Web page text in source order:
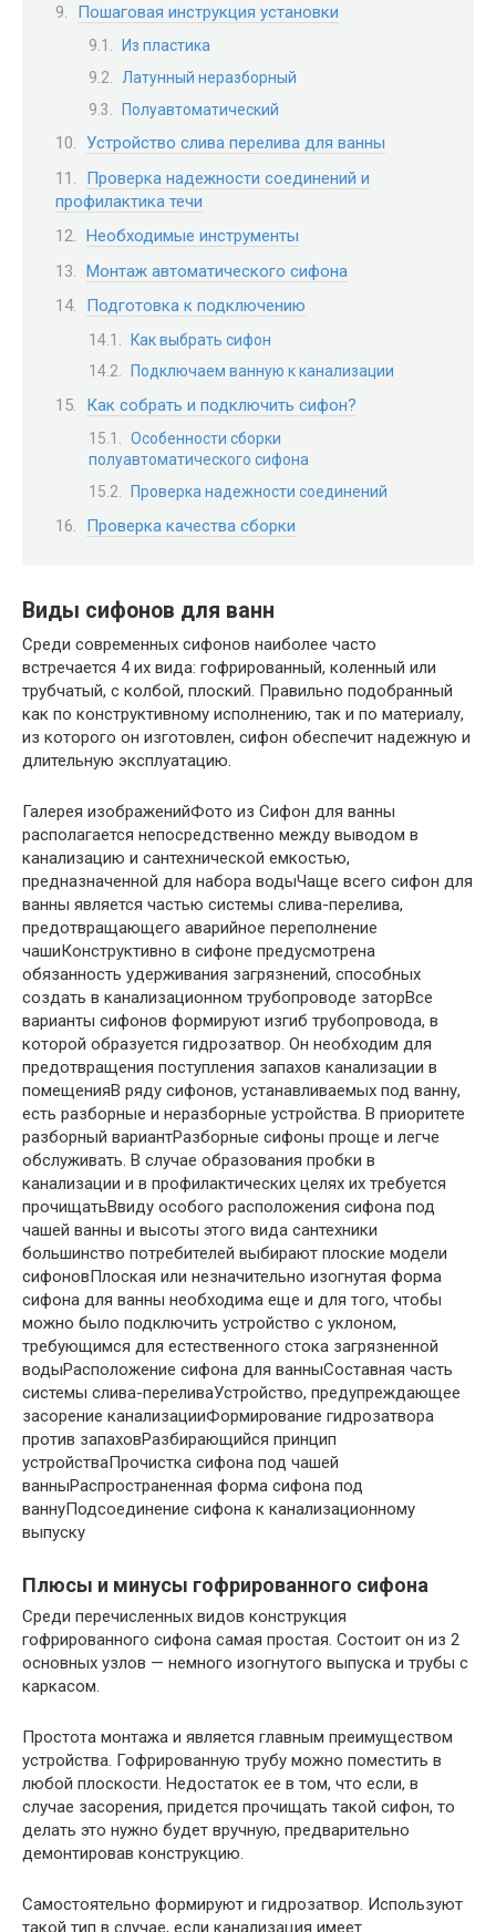
Пошаговая инструкция установки
Из пластика
Латунный неразборный
Полуавтоматический
Устройство слива перелива для ванны
Проверка надежности соединений и
профилактика течи
Необходимые инструменты
Монтаж автоматического сифона
Подготовка к подключению
Как выбрать сифон
Подключаем ванную к канализации
Как собрать и подключить сифон?
Особенности сборки
полуавтоматического сифона
Проверка надежности соединений
Проверка качества сборки
Виды сифонов для ванн
Среди современных сифонов наиболее часто
встречается 4 их вида: гофрированный, коленный или
трубчатый, с колбой, плоский. Правильно подобранный
как по конструктивному исполнению, так и по материалу,
из которого он изготовлен, сифон обеспечит надежную и
длительную эксплуатацию.
Галерея изображенийФото из Сифон для ванны
располагается непосредственно между выводом в
канализацию и сантехнической емкостью,
предназначенной для набора водыЧаще всего сифон для
ванны является частью системы слива-перелива,
предотвращающего аварийное переполнение
чашиКонструктивно в сифоне предусмотрена
обязанность удерживания загрязнений, способных
создать в канализационном трубопроводе заторВсе
варианты сифонов формируют изгиб трубопровода, в
которой образуется гидрозатвор. Он необходим для
предотвращения поступления запахов канализации в
помещенияВ ряду сифонов, устанавливаемых под ванну,
есть разборные и неразборные устройства. В приоритете
разборный вариантРазборные сифоны проще и легче
обслуживать. В случае образования пробки в
канализации и в профилактических целях их требуется
прочищатьВвиду особого расположения сифона под
чашей ванны и высоты этого вида сантехники
большинство потребителей выбирают плоские модели
сифоновПлоская или незначительно изогнутая форма
сифона для ванны необходима еще и для того, чтобы
можно было подключить устройство с уклоном,
требующимся для естественного стока загрязненной
водыРасположение сифона для ванныСоставная часть
системы слива-переливаУстройство, предупреждающее
засорение канализацииФормирование гидрозатвора
против запаховРазбирающийся принцип
устройстваПрочистка сифона под чашей
ванныРаспространенная форма сифона под
ваннуПодсоединение сифона к канализационному
выпуску
Плюсы и минусы гофрированного сифона
Среди перечисленных видов конструкция
гофрированного сифона самая простая. Состоит он из 2
основных узлов — немного изогнутого выпуска и трубы с
каркасом.
Простота монтажа и является главным преимуществом
устройства. Гофрированную трубу можно поместить в
любой плоскости. Недостаток ее в том, что если, в
случае засорения, придется прочищать такой сифон, то
делать это нужно будет вручную, предварительно
демонтировав конструкцию.
Самостоятельно формируют и гидрозатвор. Используют
такой тип в случае, если канализация имеет